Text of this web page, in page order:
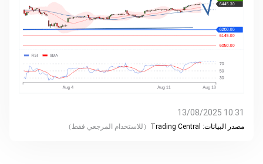
10:31 13/08/2025
مصدر البيانات: Trading Central
（ للاستخدام المرجعي فقط ）